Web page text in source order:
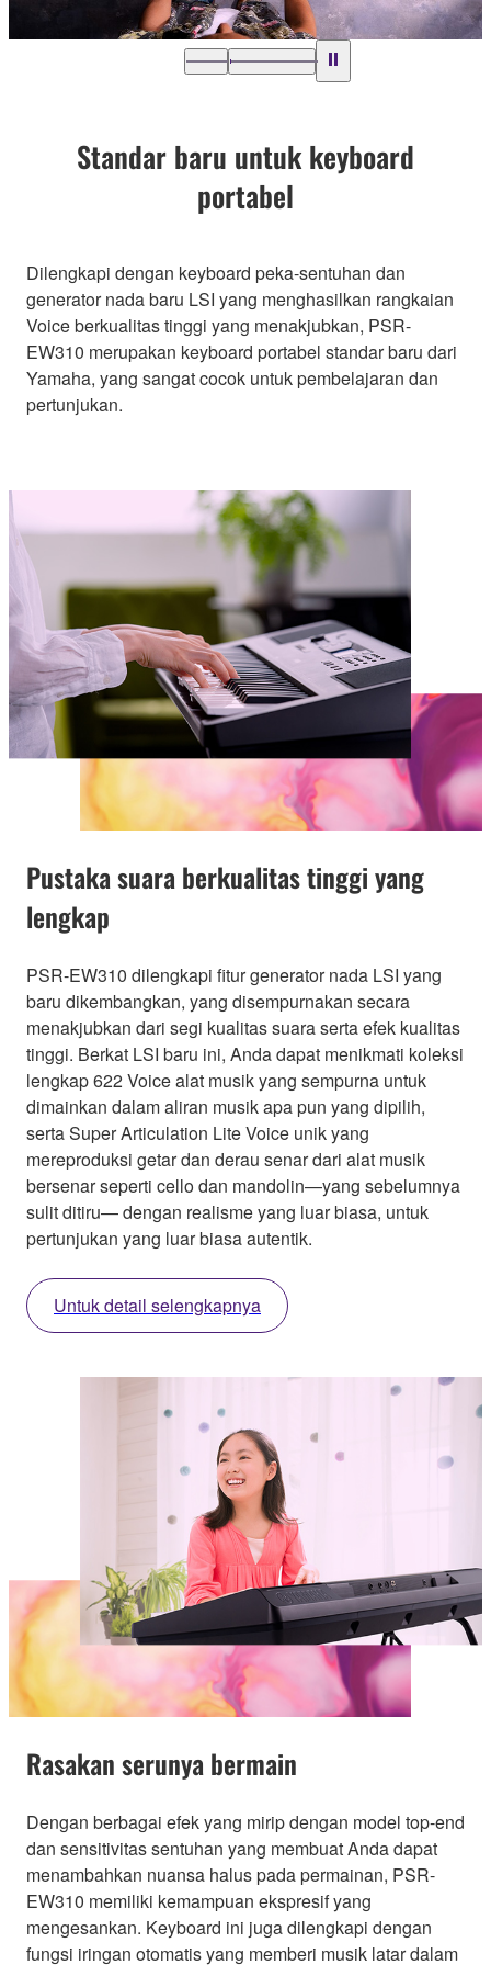
Standar baru untuk keyboard
portabel
Dilengkapi dengan keyboard peka-sentuhan dan
generator nada baru LSI yang menghasilkan rangkaian
Voice berkualitas tinggi yang menakjubkan, PSR-
EW310 merupakan keyboard portabel standar baru dari
Yamaha, yang sangat cocok untuk pembelajaran dan
pertunjukan.
Pustaka suara berkualitas tinggi yang
lengkap
PSR-EW310 dilengkapi fitur generator nada LSI yang
baru dikembangkan, yang disempurnakan secara
menakjubkan dari segi kualitas suara serta efek kualitas
tinggi. Berkat LSI baru ini, Anda dapat menikmati koleksi
lengkap 622 Voice alat musik yang sempurna untuk
dimainkan dalam aliran musik apa pun yang dipilih,
serta Super Articulation Lite Voice unik yang
mereproduksi getar dan derau senar dari alat musik
bersenar seperti cello dan mandolin—yang sebelumnya
sulit ditiru— dengan realisme yang luar biasa, untuk
pertunjukan yang luar biasa autentik.
Untuk detail selengkapnya
Rasakan serunya bermain
Dengan berbagai efek yang mirip dengan model top-end
dan sensitivitas sentuhan yang membuat Anda dapat
menambahkan nuansa halus pada permainan, PSR-
EW310 memiliki kemampuan ekspresif yang
mengesankan. Keyboard ini juga dilengkapi dengan
fungsi iringan otomatis yang memberi musik latar dalam